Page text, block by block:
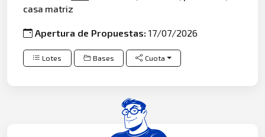
casa matriz
Apertura de Propuestas:17/07/2026
Lotes Bases Cuota